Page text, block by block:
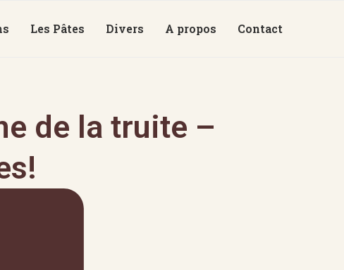
Les Pâtes Divers A propos Contact
de la truite –